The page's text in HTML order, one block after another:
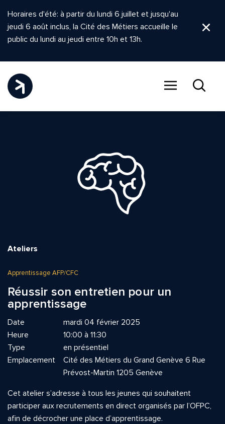
Horaires d'été: à partir du lundi 6 juillet et jusqu'au
jeudi 6 août inclus, la Cité des Métiers accueille le
public du lundi au jeudi entre 10h et 13h.
Ateliers
Apprentissage AFP/CFC
Réussir son entretien pour un
apprentissage
Date
mardi 04 février 2025
Heure
10:00 à 11:30
Type
en présentiel
Emplacement
Cité des Métiers du Grand Genève 6 Rue
Prévost-Martin 1205 Genève
Cet atelier s’adresse à tous les jeunes qui souhaitent
participer aux recrutements en direct organisés par l’OFPC,
afin de décrocher une place d’apprentissage.